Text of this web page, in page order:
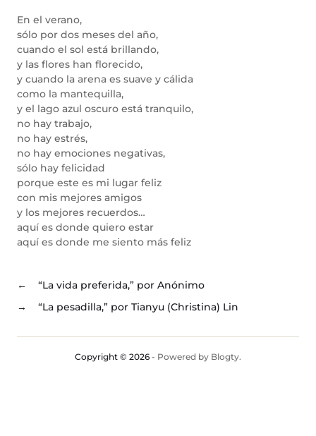
En el verano,
sólo por dos meses del año,
cuando el sol está brillando,
y las flores han florecido,
y cuando la arena es suave y cálida
como la mantequilla,
y el lago azul oscuro está tranquilo,
no hay trabajo,
no hay estrés,
no hay emociones negativas,
sólo hay felicidad
porque este es mi lugar feliz
con mis mejores amigos
y los mejores recuerdos…
aquí es donde quiero estar
aquí es donde me siento más feliz
←
“La vida preferida,” por Anónimo
→
“La pesadilla,” por Tianyu (Christina) Lin
Copyright © 2026 - Powered by Blogty.